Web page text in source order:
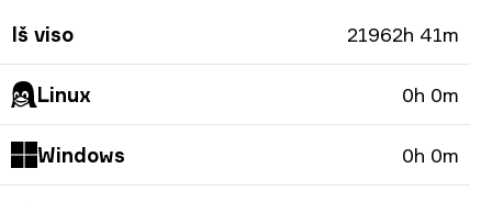
Iš viso 21962h 41m
Linux 0h 0m
Windows 0h 0m